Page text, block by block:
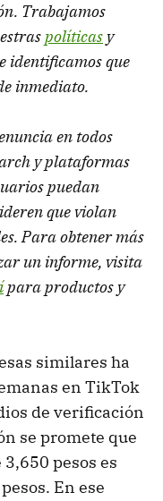
Trabajamos
políticas y
identificamos que
inmediato.
en todos
y plataformas
puedan
que violan
Para obtener más
un informe, visita
para productos y
similares ha
en TikTok
de verificación
se promete que
pesos es
En ese